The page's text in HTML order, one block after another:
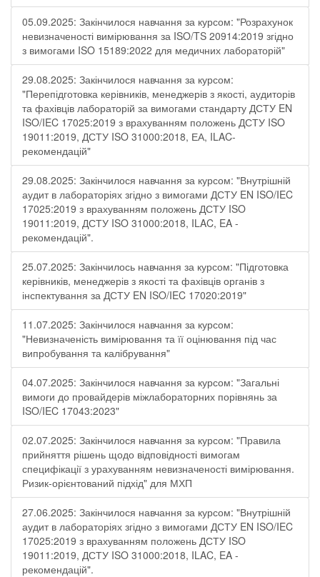
05.09.2025: Закінчилося навчання за курсом: "Розрахунок
невизначеності вимірювання за ISO/TS 20914:2019 згідно
з вимогами ISO 15189:2022 для медичних лабораторій"
29.08.2025: Закінчилося навчання за курсом:
"Перепідготовка керівників, менеджерів з якості, аудиторів
та фахівців лабораторій за вимогами стандарту ДСТУ EN
ISO/IEC 17025:2019 з врахуванням положень ДСТУ ISO
19011:2019, ДСТУ ISO 31000:2018, ЕА, ILAC-
рекомендацій"
29.08.2025: Закінчилося навчання за курсом: "Внутрішній
аудит в лабораторіях згідно з вимогами ДСТУ EN ISO/IEC
17025:2019 з врахуванням положень ДСТУ ISO
19011:2019, ДСТУ ISO 31000:2018, ILAC, EA -
рекомендацій".
25.07.2025: Закінчилось навчання за курсом: "Підготовка
керівників, менеджерів з якості та фахівців органів з
інспектування за ДСТУ EN ISO/IEC 17020:2019"
11.07.2025: Закінчилося навчання за курсом:
"Невизначеність вимірювання та її оцінювання під час
випробування та калібрування"
04.07.2025: Закінчилося навчання за курсом: "Загальні
вимоги до провайдерів міжлабораторних порівнянь за
ISO/IEC 17043:2023"
02.07.2025: Закінчилося навчання за курсом: "Правила
прийняття рішень щодо відповідності вимогам
специфікації з урахуванням невизначеності вимірювання.
Ризик-орієнтований підхід" для МХП
27.06.2025: Закінчилося навчання за курсом: "Внутрішній
аудит в лабораторіях згідно з вимогами ДСТУ EN ISO/IEC
17025:2019 з врахуванням положень ДСТУ ISO
19011:2019, ДСТУ ISO 31000:2018, ILAC, EA -
рекомендацій".